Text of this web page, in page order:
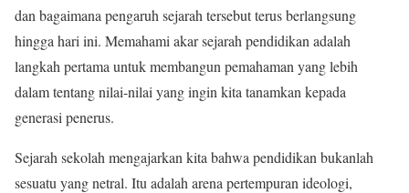
dan bagaimana pengaruh sejarah tersebut terus berlangsung
hingga hari ini. Memahami akar sejarah pendidikan adalah
langkah pertama untuk membangun pemahaman yang lebih
dalam tentang nilai-nilai yang ingin kita tanamkan kepada
generasi penerus.
Sejarah sekolah mengajarkan kita bahwa pendidikan bukanlah
sesuatu yang netral. Itu adalah arena pertempuran ideologi,